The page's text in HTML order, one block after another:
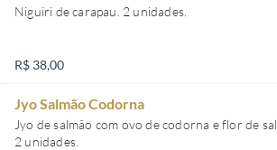
Niguiri de carapau. 2 unidades.
R$ 38,00
Jyo Salmão Codorna
Jyo de salmão com ovo de codorna e flor de sal.
2 unidades.